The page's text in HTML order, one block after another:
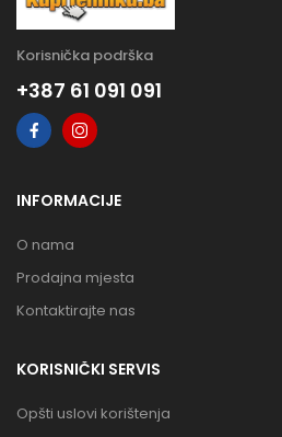
Korisnička podrška
+387 61 091 091
INFORMACIJE
O nama
Prodajna mjesta
Kontaktirajte nas
KORISNIČKI SERVIS
Opšti uslovi korištenja